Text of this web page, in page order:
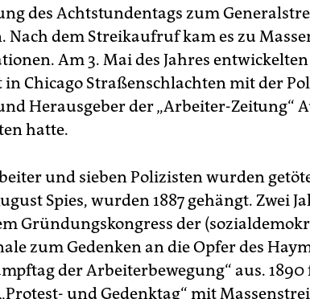
des Achtstundentags zum
Nach dem Streikaufruf kam es zu
Am 3. Mai des Jahres
Chicago Straßenschlachten mit der
Herausgeber der „Arbeiter-Zeitung“
hatte.
und sieben Polizisten wurden
Spies, wurden 1887 gehängt. Zwei
Gründungskongress der
zum Gedenken an die Opfer des
der Arbeiterbewegung“ aus.
und Gedenktag“ mit